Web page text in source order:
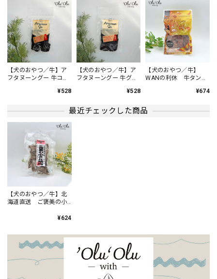
ぱりぱりチーズ40g
2024/04/27
ダイエット中の我が家のわんこに、数枚ずつ時間を空けてあ
げてます。 国産チーズなので、安心してあげられます。
Ａ ミックスフルーツ／ピンク
2024/04/27
まだまだよだれが出てしまう赤ちゃんに、とてもピッタリな
商品です。
2024/04/27
他の方からの誕生祝いとダブらなそうなのを選んでみまし
よ！」と言ってもらえました。 ラッピングもとても可愛く、
大変喜んでもらえました！
【犬のおやつ／牛】ア
フタヌーングー 牛コラ
¥528
【犬のおやつ／牛】ア
フタヌーングー 牛グル
¥528
【犬のおやつ／牛】
WANの利休 牛タン
¥674
最近チェックした商品
【犬のおやつ／牛】北
海道直送 ご褒美の小
¥624